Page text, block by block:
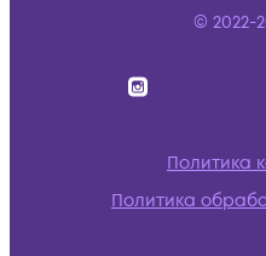
© 2022-
Политика
Политика